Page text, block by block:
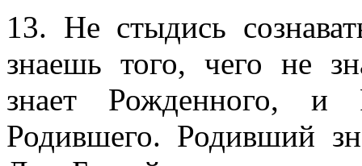
13. Не стыдись
знаешь того, чего не
знает Рожденного, и
Родившего. Родивший